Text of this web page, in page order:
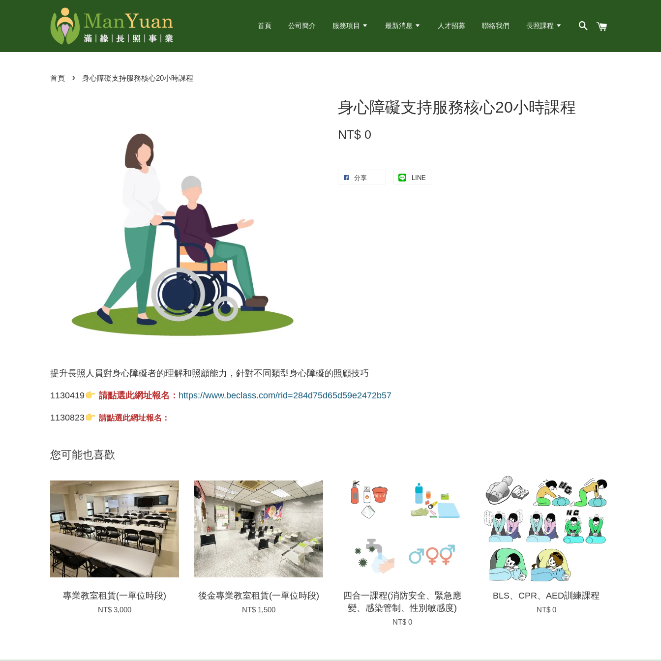
首頁 公司簡介 服務項目 最新消息 人才招募 聯絡我們 長照課程
首頁 › 身心障礙支持服務核心20小時課程
身心障礙支持服務核心20小時課程
NT$ 0
分享 LINE
提升長照人員對身心障礙者的理解和照顧能力，針對不同類型身心障礙的照顧技巧
1130419 請點選此網址報名： https://www.beclass.com/rid=284d75d65d59e2472b57
1130823 請點選此網址報名：
您可能也喜歡
專業教室租賃(一單位時段)
NT$ 3,000
後金專業教室租賃(一單位時段)
NT$ 1,500
四合一課程(消防安全、緊急應
變、感染管制、性別敏感度)
NT$ 0
BLS、CPR、AED訓練課程
NT$ 0